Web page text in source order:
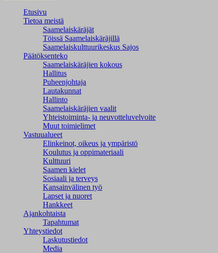
Etusivu
Tietoa meistä
Saamelaiskäräjät
Töissä Saamelaiskäräjillä
Saamelaiskulttuuri­keskus Sajos
Päätöksenteko
Saamelaiskäräjien kokous
Hallitus
Puheenjohtaja
Lautakunnat
Hallinto
Saamelaiskäräjien vaalit
Yhteistoiminta- ja neuvotteluvelvoite
Muut toimielimet
Vastuualueet
Elinkeinot, oikeus ja ympäristö
Koulutus ja oppimateriaali
Kulttuuri
Saamen kielet
Sosiaali ja terveys
Kansainvälinen työ
Lapset ja nuoret
Hankkeet
Ajankohtaista
Tapahtumat
Yhteystiedot
Laskutustiedot
Media